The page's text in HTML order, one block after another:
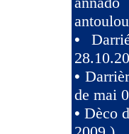
•
•
de mai
• Dèco